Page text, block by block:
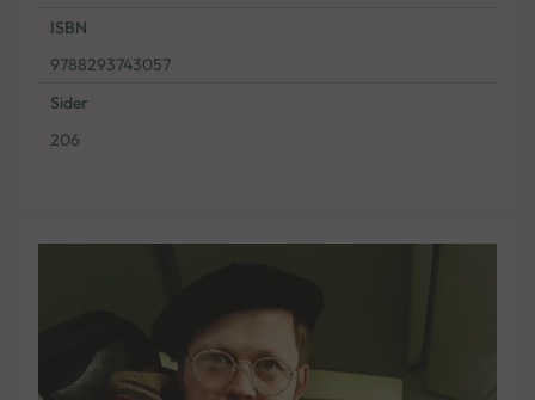
ISBN
9788293743057
Sider
206